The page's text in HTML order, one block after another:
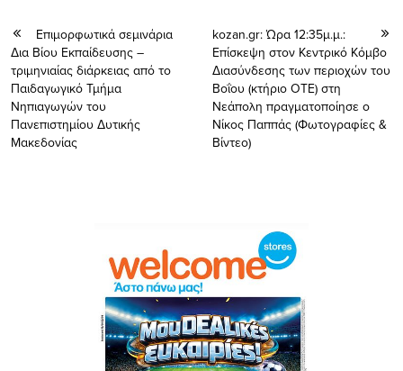
Eπιμορφωτικά σεμινάρια
Δια Βίου Εκπαίδευσης –
τριμηνιαίας διάρκειας από το
Παιδαγωγικό Τμήμα
Νηπιαγωγών του
Πανεπιστημίου Δυτικής
Μακεδονίας
kozan.gr: Ώρα 12:35μ.μ.:
Επίσκεψη στον Κεντρικό Κόμβο
Διασύνδεσης των περιοχών του
Βοΐου (κτήριο ΟΤΕ) στη
Νεάπολη πραγματοποίησε ο
Νίκος Παππάς (Φωτογραφίες &
Βίντεο)